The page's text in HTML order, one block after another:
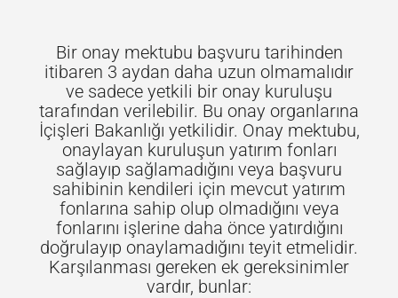
Bir onay mektubu başvuru tarihinden
itibaren 3 aydan daha uzun olmamalıdır
ve sadece yetkili bir onay kuruluşu
tarafından verilebilir. Bu onay organlarına
İçişleri Bakanlığı yetkilidir. Onay mektubu,
onaylayan kuruluşun yatırım fonları
sağlayıp sağlamadığını veya başvuru
sahibinin kendileri için mevcut yatırım
fonlarına sahip olup olmadığını veya
fonlarını işlerine daha önce yatırdığını
doğrulayıp onaylamadığını teyit etmelidir.
Karşılanması gereken ek gereksinimler
vardır, bunlar: